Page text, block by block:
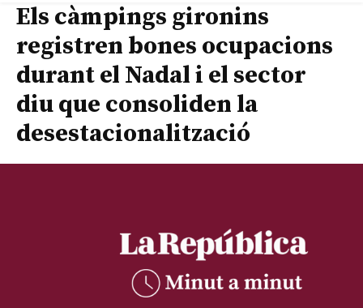
Els càmpings gironins
registren bones ocupacions
durant el Nadal i el sector
diu que consoliden la
desestacionalització